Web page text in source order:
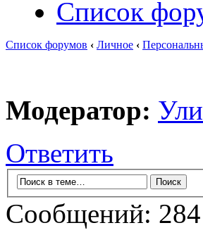
Список
Список форумов ‹ Личное ‹
Модератор:
Ответить
Сообщений: 284